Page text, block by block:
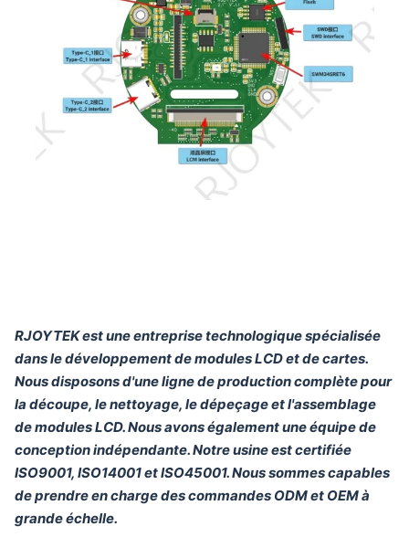
RJOYTEK est une entreprise technologique spécialisée
dans le développement de modules LCD et de cartes.
Nous disposons d'une ligne de production complète pour
la découpe, le nettoyage, le dépeçage et l'assemblage
de modules LCD. Nous avons également une équipe de
conception indépendante. Notre usine est certifiée
ISO9001, ISO14001 et ISO45001. Nous sommes capables
de prendre en charge des commandes ODM et OEM à
grande échelle.